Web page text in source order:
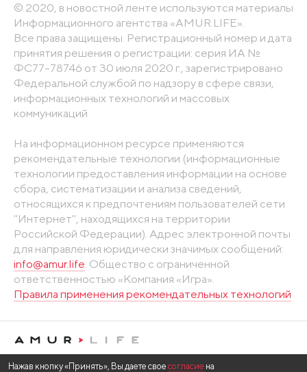
© 2020, в новостной ленте используются материалы
Информационного агентства «AMUR.LIFE».
Все права защищены. Регистрационный номер и дата
принятия решения о регистрации: серия ИА №
ФС77-78746 от 30 июля 2020 г., зарегистрировано
Федеральной службой по надзору в сфере связи,
информационных технологий и массовых
коммуникаций
На информационном ресурсе применяются
рекомендательные технологии (информационные
технологии предоставления информации на основе
сбора, систематизации и анализа сведений,
относящихся к предпочтениям пользователей сети
"Интернет", находящихся на территории
Российской Федерации). Адрес электронной почты
для направления юридически значимых сообщений:
info@amur.life. Общество с ограниченной
ответственностью «Компания «Игра».
Правила применения рекомендательных технологий
Нажав кнопку «Принять», Вы даете свое согласие на